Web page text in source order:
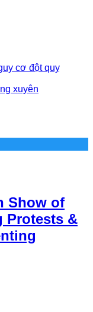
cơ đột quỵ
xuyên
Show of
Protests &